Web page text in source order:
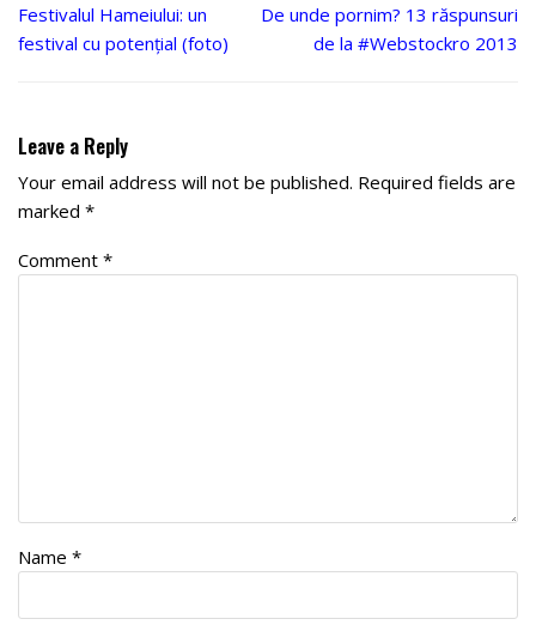
Festivalul Hameiului: un
festival cu potențial (foto)
De unde pornim? 13 răspunsuri
de la #Webstockro 2013
Leave a Reply
Your email address will not be published. Required fields are
marked *
Comment *
Name *